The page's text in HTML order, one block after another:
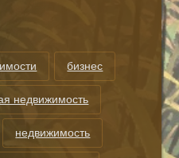
бизнес
недвижимость
недвижимость